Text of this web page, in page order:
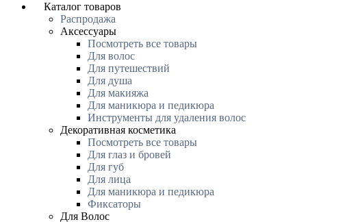
Каталог товаров
Распродажа
Аксессуары
Посмотреть все товары
Для волос
Для путешествий
Для душа
Для макияжа
Для маникюра и педикюра
Инструменты для удаления волос
Декоративная косметика
Посмотреть все товары
Для глаз и бровей
Для губ
Для лица
Для маникюра и педикюра
Фиксаторы
Для Волос